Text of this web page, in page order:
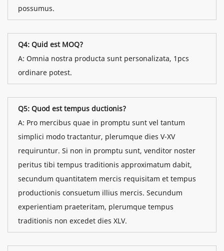
possumus.
Q4: Quid est MOQ?
A: Omnia nostra producta sunt personalizata, 1pcs
ordinare potest.
Q5: Quod est tempus ductionis?
A: Pro mercibus quae in promptu sunt vel tantum
simplici modo tractantur, plerumque dies V-XV
requiruntur. Si non in promptu sunt, venditor noster
peritus tibi tempus traditionis approximatum dabit,
secundum quantitatem mercis requisitam et tempus
productionis consuetum illius mercis. Secundum
experientiam praeteritam, plerumque tempus
traditionis non excedet dies XLV.